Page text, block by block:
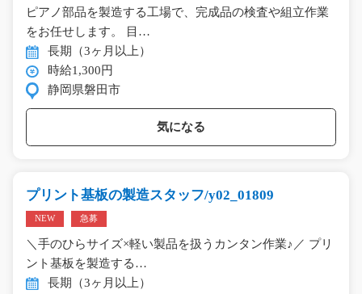
ピアノ部品を製造する工場で、完成品の検査や組立作業
をお任せします。 目…
長期（3ヶ月以上）
時給1,300円
静岡県磐田市
気になる
プリント基板の製造スタッフ/y02_01809
NEW 急募
＼手のひらサイズ×軽い製品を扱うカンタン作業♪／ プリ
ント基板を製造する…
長期（3ヶ月以上）